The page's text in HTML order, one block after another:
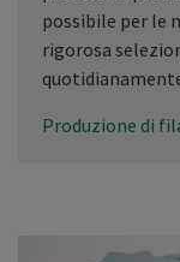
possibile per le
rigorosa
Produzione di